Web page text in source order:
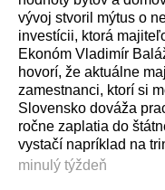
vývoj stvoril mýtus o
investícii, ktorá
Ekonóm Vladimír
hovorí, že aktuálne
zamestnanci, ktorí si
Slovensko dováža
ročne zaplatia do
vystačí napríklad na
minulý týždeň